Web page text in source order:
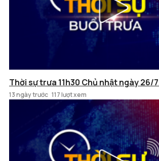
Thời sự trưa 11h30 Chủ nhật ngày 26/
13 ngày trước 117 lượt xem